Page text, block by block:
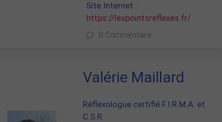
Site Internet :
https://lespointsreflexes.fr/
0 Commentaire
Valérie Maillard
Réflexologue certifié F.I.R.M.A. et
C.S.R.